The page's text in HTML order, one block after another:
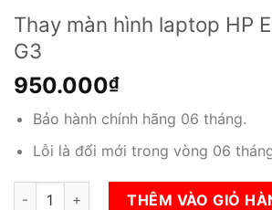
Thay màn hình laptop HP
G3
950.000₫
Bảo hành chính hãng 06 tháng.
Lỗi là đổi mới trong vòng 06
Thay màn hình laptop HP Elitebook 840
THÊM VÀO GIỎ